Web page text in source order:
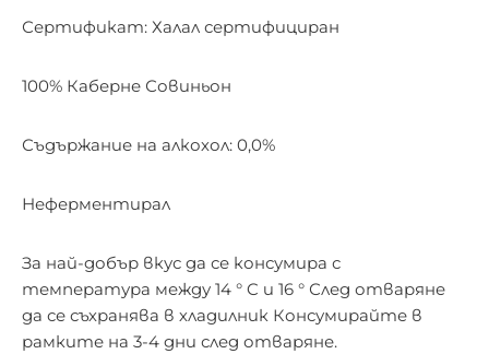
Сертификат: Халал сертифициран
100% Каберне Совиньон
Съдържание на алкохол: 0,0%
Неферментирал
За най-добър вкус да се консумира с
температура между 14 ° C и 16 ° След отваряне
да се съхранява в хладилник Консумирайте в
рамките на 3-4 дни след отваряне.